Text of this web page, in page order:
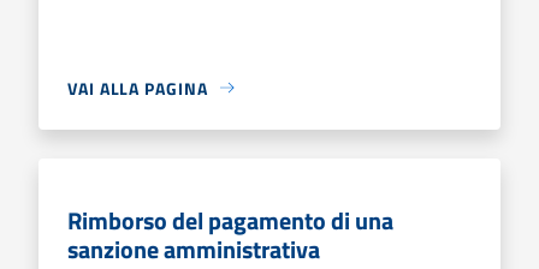
VAI ALLA PAGINA
Rimborso del pagamento di una
sanzione amministrativa